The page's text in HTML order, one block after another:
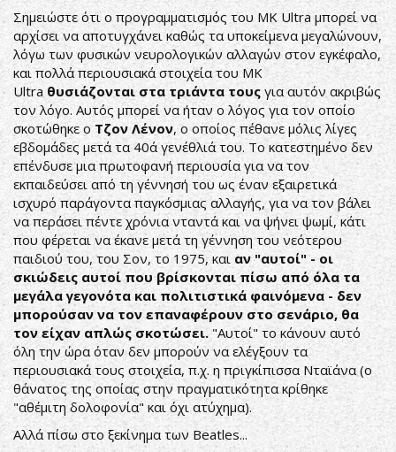
Σημειώστε ότι ο προγραμματισμός του MK Ultra μπορεί να
αρχίσει να αποτυγχάνει καθώς τα υποκείμενα μεγαλώνουν,
λόγω των φυσικών νευρολογικών αλλαγών στον εγκέφαλο,
και πολλά περιουσιακά στοιχεία του MK
Ultra θυσιάζονται στα τριάντα τους για αυτόν ακριβώς
τον λόγο. Αυτός μπορεί να ήταν ο λόγος για τον οποίο
σκοτώθηκε οΤζον Λένον, ο οποίος πέθανε μόλις λίγες
εβδομάδες μετά τα 40ά γενέθλιά του. Το κατεστημένο δεν
επένδυσε μια πρωτοφανή περιουσία για να τον
εκπαιδεύσει από τη γέννησή του ως έναν εξαιρετικά
ισχυρό παράγοντα παγκόσμιας αλλαγής, για να τον βάλει
να περάσει πέντε χρόνια νταντά και να ψήνει ψωμί, κάτι
που φέρεται να έκανε μετά τη γέννηση του νεότερου
παιδιού του, του Σον, το 1975, καιαν "αυτοί" - οι
σκιώδεις αυτοί που βρίσκονται πίσω από όλα τα
μεγάλα γεγονότα και πολιτιστικά φαινόμενα - δεν
μπορούσαν να τον επαναφέρουν στο σενάριο, θα
τον είχαν απλώς σκοτώσει."Αυτοί" το κάνουν αυτό
όλη την ώρα όταν δεν μπορούν να ελέγξουν τα
περιουσιακά τους στοιχεία, π.χ. η πριγκίπισσα Νταϊάνα (ο
θάνατος της οποίας στην πραγματικότητα κρίθηκε
"αθέμιτη δολοφονία" και όχι ατύχημα).
Αλλά πίσω στο ξεκίνημα των Beatles...